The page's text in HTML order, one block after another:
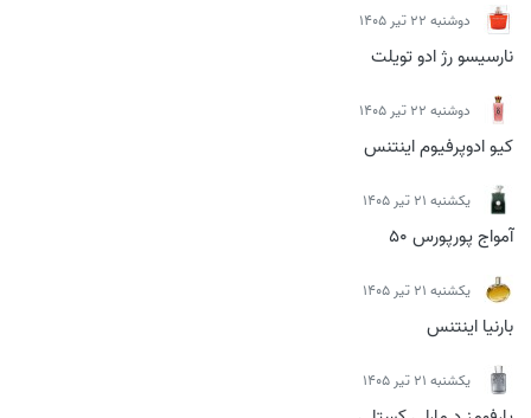
دوشنبه 22 تیر 1405
نارسیسو رژ ادو تویلت
دوشنبه 22 تیر 1405
کیو ادوپرفیوم اینتنس
يكشنبه 21 تیر 1405
آمواج پورپورس 50
يكشنبه 21 تیر 1405
بارنیا اینتنس
يكشنبه 21 تیر 1405